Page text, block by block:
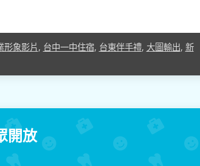
形象影片 , 台中一中住宿, 台東伴手禮, 大圖輸出, 新
開放